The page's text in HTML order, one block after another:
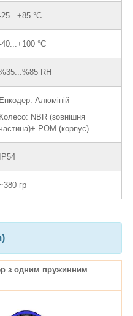
25...+85 °C
40...+100 °C
RH
Енкодер: Алюміній
Колесо: NBR (зовнішня
POM (корпус)
IP54
гр
з одним пружинним